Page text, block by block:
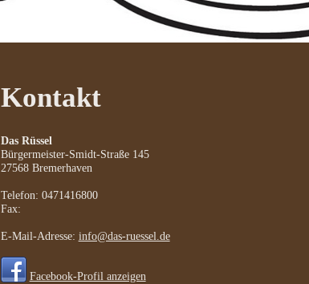
Kontakt
Das Rüssel
Bürgermeister-Smidt-Straße 145
27568 Bremerhaven
Telefon: 0471416800
Fax:
E-Mail-Adresse: info@das-ruessel.de
Facebook-Profil anzeigen